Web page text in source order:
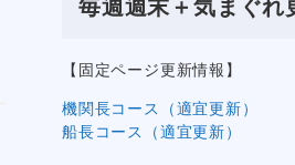
【固定ページ更新情報】
機関長コース（適宜更新）
船長コース（適宜更新）